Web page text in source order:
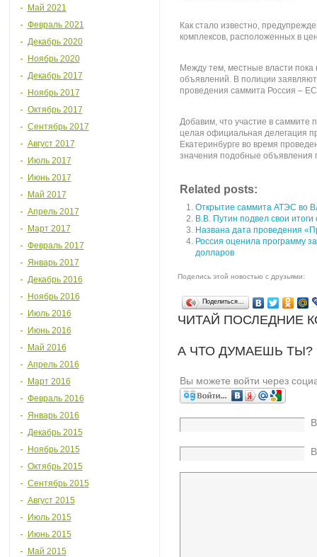
Май 2021
Февраль 2021
Декабрь 2020
Ноябрь 2020
Декабрь 2017
Ноябрь 2017
Октябрь 2017
Сентябрь 2017
Август 2017
Июль 2017
Июнь 2017
Май 2017
Апрель 2017
Март 2017
Февраль 2017
Январь 2017
Декабрь 2016
Ноябрь 2016
Июль 2016
Июнь 2016
Май 2016
Апрель 2016
Март 2016
Февраль 2016
Январь 2016
Декабрь 2015
Ноябрь 2015
Октябрь 2015
Сентябрь 2015
Август 2015
Июль 2015
Июнь 2015
Май 2015
Как стало известно,
комплексов, расположенных в
Между тем, местные власти
объявлений. В полиции
проведения саммита Россия –
Добавим, что участие в саммите
целая официальная делегация
Екатеринбурге во время
значения подобные объявления
Related posts:
Открытие саммита АТЭС во
В.В. Путин подвел свои
Названа дата проведения
Россия оценила программу
долларов
Поделись этой новостью с друзьями:
Поделиться…
ЧИТАЙ ПОСЛЕДНИЕ
А ЧТО ДУМАЕШЬ
Вы можете войти через